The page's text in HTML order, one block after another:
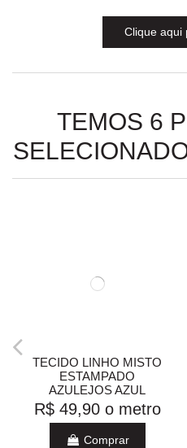
Clique aqui
TEMOS 6
TECIDO LINHO MISTO
ESTAMPADO
AZULEJOS AZUL
R$ 49,90 o metro
Comprar